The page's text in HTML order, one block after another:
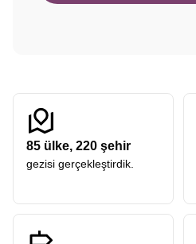
85 ülke, 220 şehir
gezisi gerçekleştirdik.